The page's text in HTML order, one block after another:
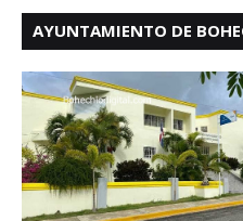
AYUNTAMIENTO DE